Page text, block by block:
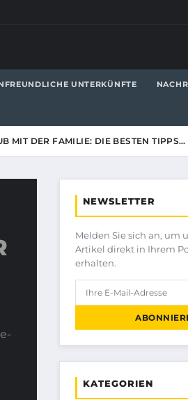
UNTERKÜNFTE
MIT DER FAMILIE: DIE BESTEN TIPPS…
NEWSLETTER
Melden Sie sich an, um
Artikel direkt in Ihrem
erhalten.
KATEGORIEN